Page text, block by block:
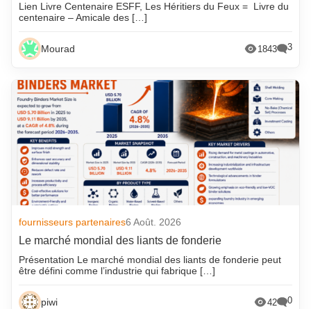
Lien Livre Centenaire ESFF, Les Héritiers du Feux = Livre du
centenaire – Amicale des […]
Mourad 1843 3
fournisseurs partenaires6 Août. 2026
Le marché mondial des liants de fonderie
Présentation Le marché mondial des liants de fonderie peut
être défini comme l’industrie qui fabrique […]
piwi 42 0